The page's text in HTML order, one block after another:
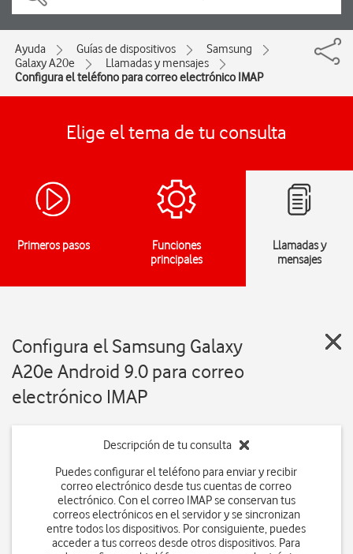
Ayuda Guías de dispositivos
Samsung
Galaxy A20e
Llamadas y mensajes
Configura el teléfono para correo electrónico IMAP
Elige el tema de tu consulta
Primeros pasos
Funciones
principales
Llamadas y
mensajes
Configura el Samsung Galaxy
A20e Android 9.0 para correo
electrónico IMAP
Descripción de tu consulta
Puedes configurar el teléfono para enviar y recibir
correo electrónico desde tus cuentas de correo
electrónico. Con el correo IMAP se conservan tus
correos electrónicos en el servidor y se sincronizan
entre todos los dispositivos. Por consiguiente, puedes
acceder a tus correos desde otros dispositivos. Para